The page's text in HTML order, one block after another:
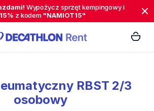
Wypożycz sprzęt kempingowy i
z kodem "NAMIOT15"
RBST 2​/​3
osobowy